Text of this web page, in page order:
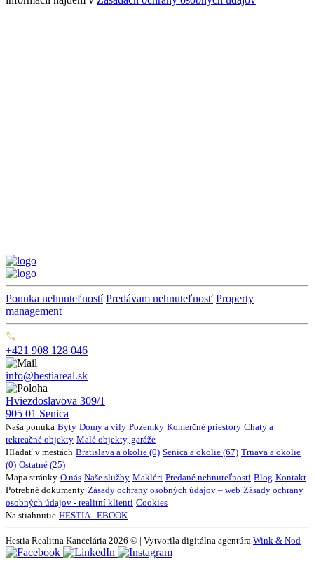
Ponuka nehnuteľností Predávam nehnuteľnosť Property
management
+421 908 128 046
info@hestiareal.sk
Hviezdoslavova 309/1
905 01 Senica
Naša ponuka Byty Domy a vily Pozemky Komerčné priestory Chaty a
rekreačné objekty Malé objekty, garáže
Hľadať v mestách Bratislava a okolie (0) Senica a okolie (67) Trnava a okolie
(0) Ostatné (25)
Mapa stránky O nás Naše služby Makléri Predané nehnuteľnosti Blog Kontakt
Potrebné dokumenty Zásady ochrany osobných údajov – web Zásady ochrany
osobných údajov - realitní klienti Cookies
Na stiahnutie HESTIA - EBOOK
Hestia Realitna Kancelária 2026 © | Vytvorila digitálna agentúra Wink & Nod